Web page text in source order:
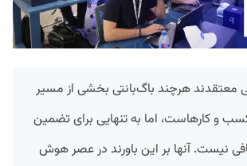
معتقدند هرچند باگ‌بانتی بخشی از مسیر
و کارهاست، اما به تنهایی برای تضمین
نیست. آنها بر این باورند در عصر هوش